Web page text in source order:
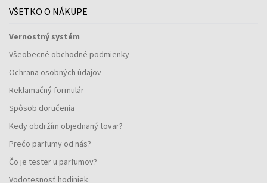
VŠETKO O NÁKUPE
Vernostný systém
Všeobecné obchodné podmienky
Ochrana osobných údajov
Reklamačný formulár
Spôsob doručenia
Kedy obdržím objednaný tovar?
Prečo parfumy od nás?
Čo je tester u parfumov?
Vodotesnosť hodiniek